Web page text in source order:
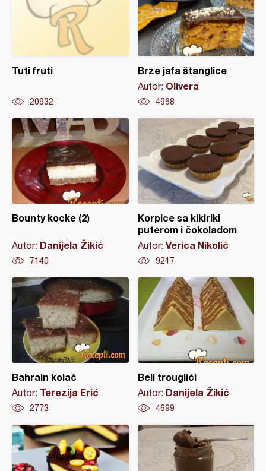
Tuti fruti
20932
Brze jafa štanglice
Autor: Olivera
4968
Bounty kocke (2)
Autor: Danijela Žikić
7140
Korpice sa kikiriki
puterom i čokoladom
Autor: Verica Nikolić
9217
Bahrain kolač
Autor: Terezija Erić
2773
Beli trouglići
Autor: Danijela Žikić
4699